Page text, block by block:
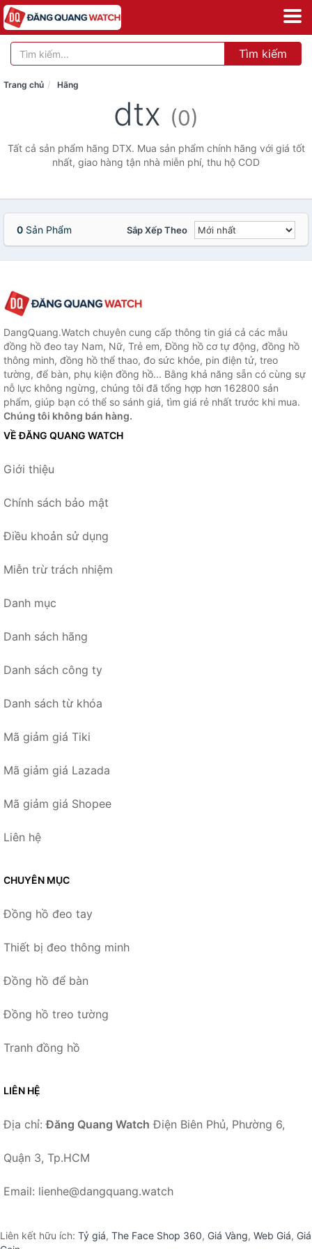
Tìm kiếm
Trang chủ Hãng
dtx (0)
Tất cả sản phẩm hãng DTX. Mua sản phẩm chính hãng với giá tốt
nhất, giao hàng tận nhà miễn phí, thu hộ COD
0 Sản Phẩm Sắp Xếp Theo
DangQuang.Watch chuyên cung cấp thông tin giá cả các mẫu
đồng hồ đeo tay Nam, Nữ, Trẻ em, Đồng hồ cơ tự động, đồng hồ
thông minh, đồng hồ thể thao, đo sức khỏe, pin điện tử, treo
tường, để bàn, phụ kiện đồng hồ... Bằng khả năng sẵn có cùng sự
nỗ lực không ngừng, chúng tôi đã tổng hợp hơn 162800 sản
phẩm, giúp bạn có thể so sánh giá, tìm giá rẻ nhất trước khi mua.
Chúng tôi không bán hàng.
VỀ ĐĂNG QUANG WATCH
Giới thiệu
Chính sách bảo mật
Điều khoản sử dụng
Miễn trừ trách nhiệm
Danh mục
Danh sách hãng
Danh sách công ty
Danh sách từ khóa
Mã giảm giá Tiki
Mã giảm giá Lazada
Mã giảm giá Shopee
Liên hệ
CHUYÊN MỤC
Đồng hồ đeo tay
Thiết bị đeo thông minh
Đồng hồ để bàn
Đồng hồ treo tường
Tranh đồng hồ
LIÊN HỆ
Địa chỉ:Đăng Quang Watch Điện Biên Phủ, Phường 6,
Quận 3, Tp.HCM
Email: lienhe@dangquang.watch
Liên kết hữu ích: Tỷ giá, The Face Shop 360, Giá Vàng, Web Giá, Giá